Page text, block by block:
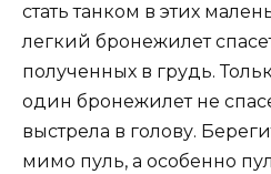
стать танком в этих
легкий бронежилет
полученных в грудь.
один бронежилет не
выстрела в голову.
мимо пуль, а особенно